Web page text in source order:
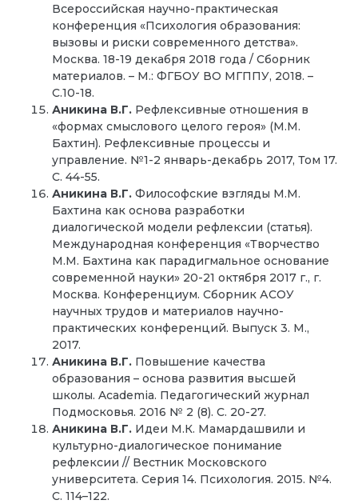
Всероссийская научно-практическая
конференция «Психология образования:
вызовы и риски современного детства».
Москва. 18-19 декабря 2018 года / Сборник
материалов. – М.: ФГБОУ ВО МГППУ, 2018. –
С.10-18.
Аникина В.Г. Рефлексивные отношения в
«формах смыслового целого героя» (М.М.
Бахтин). Рефлексивные процессы и
управление. №1-2 январь-декабрь 2017, Том 17.
С. 44-55.
Аникина В.Г. Философские взгляды М.М.
Бахтина как основа разработки
диалогической модели рефлексии (статья).
Международная конференция «Творчество
М.М. Бахтина как парадигмальное основание
современной науки» 20-21 октября 2017 г., г.
Москва. Конференциум. Сборник АСОУ
научных трудов и материалов научно-
практических конференций. Выпуск 3. М.,
2017.
Аникина В.Г. Повышение качества
образования – основа развития высшей
школы. Academia. Педагогический журнал
Подмосковья. 2016 № 2 (8). С. 20-27.
Аникина В.Г. Идеи М.К. Мамардашвили и
культурно-диалогическое понимание
рефлексии // Вестник Московского
университета. Серия 14. Психология. 2015. №4.
С. 114–122.